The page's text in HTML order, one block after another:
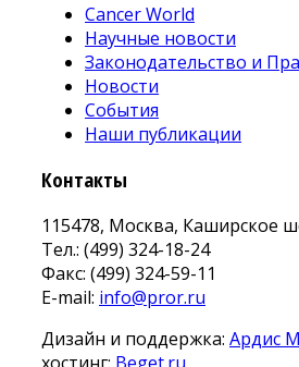
Cancer World
Научные новости
Законодательство и
Новости
События
Наши публикации
Контакты
115478, Москва, Каширское
Тел.: (499) 324-18-24
Факс: (499) 324-59-11
E-mail: info@pror.ru
Дизайн и поддержка: Ардис